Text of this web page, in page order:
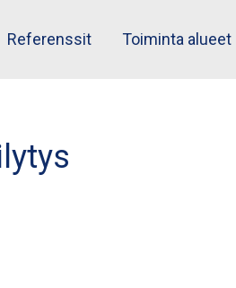
Referenssit Toiminta alueet